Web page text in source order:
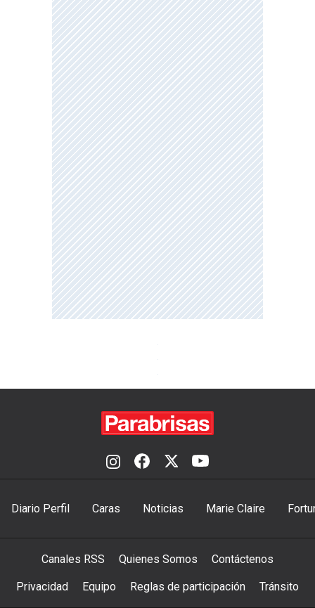
Diario Perfil Caras Noticias Marie Claire
Canales RSS Quienes Somos Contáctenos
Privacidad Equipo Reglas de participación Tránsito